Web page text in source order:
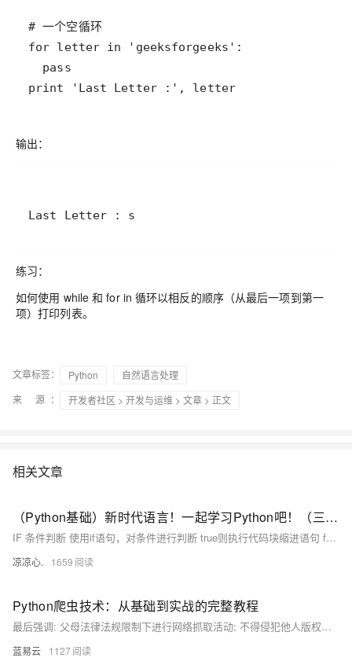
# 一个空循环
输出：
练习：
如何使用 while 和 for in 循环以相反的顺序（从最后一项到第一
项）打印列表。
文章标签： Python
自然语言处理
来 源：
开发者社区 > 开发与运维 > 文章 > 正文
相关文章
（Python基础）新时代语言！一起学习Python吧！（三）：IF条件判断和match匹配；Python中的循环：for...in、while循环；循环操作关键字；Python函数使用方法
IF 条件判断 使用if语句，对条件进行判断 true则执行代码块缩进语句 false则不执行代码块缩进语句，如果有else 或 elif 则进入相应的规则中执行
凉凉心. 1659
Python爬虫技术：从基础到实战的完整教程
最后强调: 父母法律法规限制下进行网络抓取活动; 不得侵犯他人版权隐私利益; 同时也要注意个人安全防止泄露敏感信息.
蓝易云 1127